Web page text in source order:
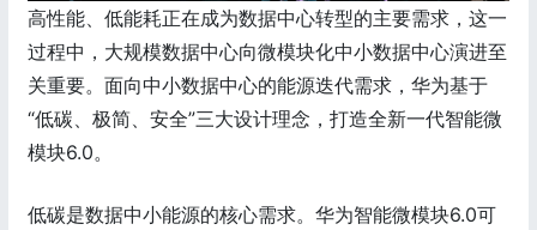
高性能、低能耗正在成为数据中心转型的主要需求，这一
过程中，大规模数据中心向微模块化中小数据中心演进至
关重要。面向中小数据中心的能源迭代需求，华为基于
“低碳、极简、安全”三大设计理念，打造全新一代智能微
模块6.0。
低碳是数据中小能源的核心需求。华为智能微模块6.0可